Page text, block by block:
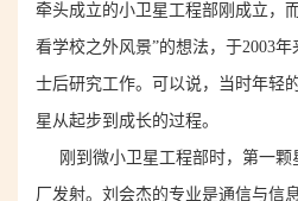
牵头成立的小卫星工程部刚成立，
看学校之外风景”的想法， 于2003年
士后研究工作。可以说，当时年轻
星从起步到成长的过程。
刚到微小卫星工程部时，第一颗
厂 发射。刘会杰的专业是通信与信